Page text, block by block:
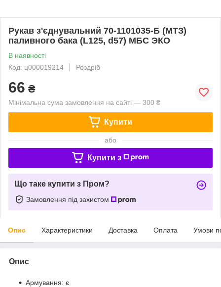
Рукав з'єднувальний 70-1101035-Б (МТЗ)
паливного бака (L125, d57) МБС ЭКО
В наявності
Код: ц000019214
Роздріб
66 ₴
Мінімальна сума замовлення на сайті — 300 ₴
Купити
або
Купити з
Що таке купити з Пром?
Замовлення під захистом
Опис Характеристики Доставка Оплата Умови
Опис
Армування: є